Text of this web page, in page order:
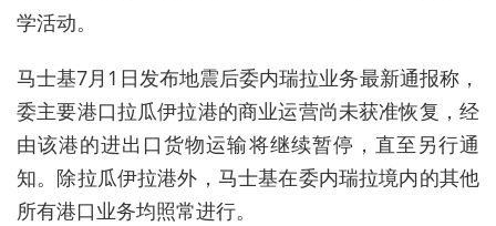
学活动。
马士基7月1日发布地震后委内瑞拉业务最新通报称，
委主要港口拉瓜伊拉港的商业运营尚未获准恢复，经
由该港的进出口货物运输将继续暂停，直至另行通
知。除拉瓜伊拉港外，马士基在委内瑞拉境内的其他
所有港口业务均照常进行。